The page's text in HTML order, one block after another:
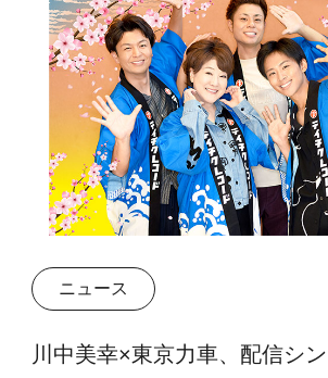
ニュース
川中美幸×東京力車、配信シ